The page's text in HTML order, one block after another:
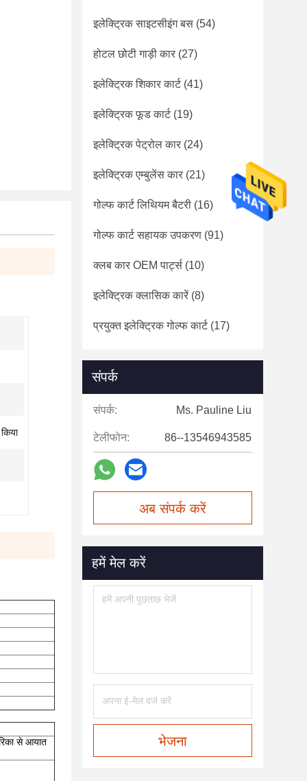
से आयात
इलेक्ट्रिक साइटसीइंग बस (54)
होटल छोटी गाड़ी कार (27)
इलेक्ट्रिक शिकार कार्ट(41)
इलेक्ट्रिक फूड कार्ट(19)
इलेक्ट्रिक पेट्रोल कार (24)
इलेक्ट्रिक एम्बुलेंस कार (21)
गोल्फ कार्ट लिथियम बैटरी (16)
गोल्फ कार्ट सहायक उपकरण (91)
क्लब कार OEM पार्ट्स (10)
इलेक्ट्रिक क्लासिक कारें (8)
प्रयुक्त इलेक्ट्रिक गोल्फ कार्ट(17)
संपर्क
संपर्क: Ms. Pauline Liu
टेलीफोन: 86--13546943585
अब संपर्क करें
हमें मेल करें
भेजना